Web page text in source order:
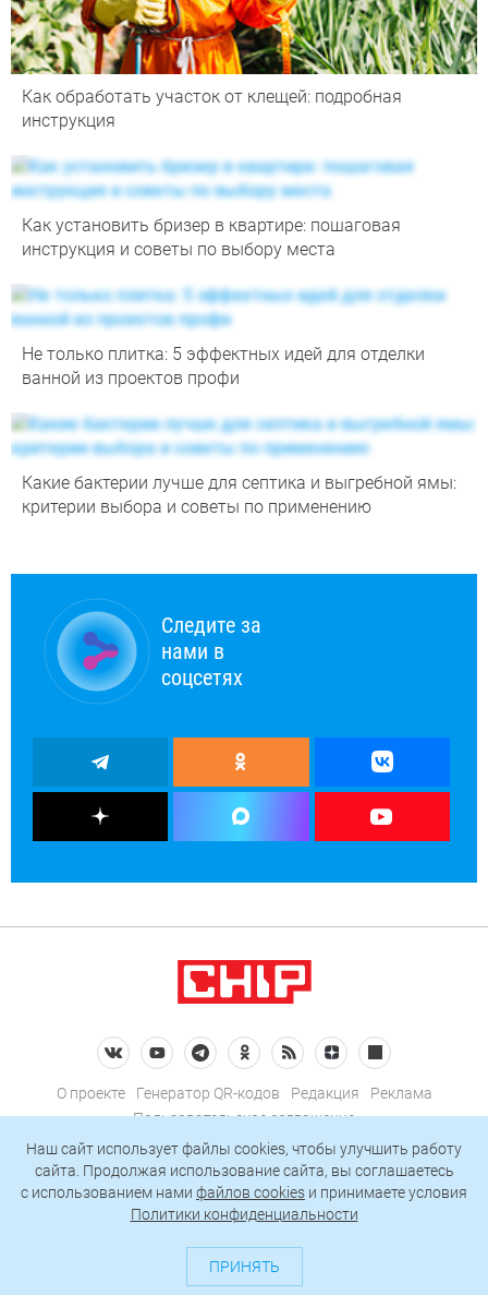
Как обработать участок от клещей: подробная
инструкция
Как установить бризер в квартире: пошаговая
инструкция и советы по выбору места
Не только плитка: 5 эффектных идей для отделки
ванной из проектов профи
Какие бактерии лучше для септика и выгребной ямы:
критерии выбора и советы по применению
Следите за
нами в
соцсетях
О проекте Генератор QR-кодов Редакция
Реклама
Пользовательское соглашение
Политика конфиденциальности
Подписаться на рассылку
127018, Москва, ул. Полковая, д. 3, стр. 4, помещение I, комн. 23
Наш сайт использует файлы cookies, чтобы улучшить работу
сайта. Продолжая использование сайта, вы соглашаетесь
c использованием нами файлов cookies и принимаете условия
Политики конфиденциальности
ПРИНЯТЬ